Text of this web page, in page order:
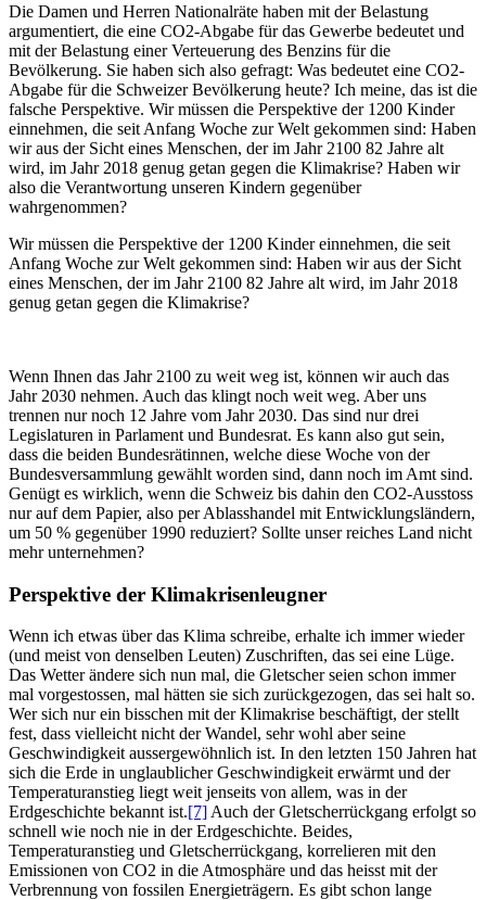
Die Damen und Herren Nationalräte haben mit der Belastung
argumentiert, die eine CO2-Abgabe für das Gewerbe bedeutet und
mit der Belastung einer Verteuerung des Benzins für die
Bevölkerung. Sie haben sich also gefragt: Was bedeutet eine CO2-
Abgabe für die Schweizer Bevölkerung heute? Ich meine, das ist die
falsche Perspektive. Wir müssen die Perspektive der 1200 Kinder
einnehmen, die seit Anfang Woche zur Welt gekommen sind: Haben
wir aus der Sicht eines Menschen, der im Jahr 2100 82 Jahre alt
wird, im Jahr 2018 genug getan gegen die Klimakrise? Haben wir
also die Verantwortung unseren Kindern gegenüber
wahrgenommen?
Wir müssen die Perspektive der 1200 Kinder einnehmen, die seit
Anfang Woche zur Welt gekommen sind: Haben wir aus der Sicht
eines Menschen, der im Jahr 2100 82 Jahre alt wird, im Jahr 2018
genug getan gegen die Klimakrise?
Wenn Ihnen das Jahr 2100 zu weit weg ist, können wir auch das
Jahr 2030 nehmen. Auch das klingt noch weit weg. Aber uns
trennen nur noch 12 Jahre vom Jahr 2030. Das sind nur drei
Legislaturen in Parlament und Bundesrat. Es kann also gut sein,
dass die beiden Bundesrätinnen, welche diese Woche von der
Bundesversammlung gewählt worden sind, dann noch im Amt sind.
Genügt es wirklich, wenn die Schweiz bis dahin den CO2-Ausstoss
nur auf dem Papier, also per Ablasshandel mit Entwicklungsländern,
um 50 % gegenüber 1990 reduziert? Sollte unser reiches Land nicht
mehr unternehmen?
Perspektive der Klimakrisenleugner
Wenn ich etwas über das Klima schreibe, erhalte ich immer wieder
(und meist von denselben Leuten) Zuschriften, das sei eine Lüge.
Das Wetter ändere sich nun mal, die Gletscher seien schon immer
mal vorgestossen, mal hätten sie sich zurückgezogen, das sei halt so.
Wer sich nur ein bisschen mit der Klimakrise beschäftigt, der stellt
fest, dass vielleicht nicht der Wandel, sehr wohl aber seine
Geschwindigkeit aussergewöhnlich ist. In den letzten 150 Jahren hat
sich die Erde in unglaublicher Geschwindigkeit erwärmt und der
Temperaturanstieg liegt weit jenseits von allem, was in der
Erdgeschichte bekannt ist.[7] Auch der Gletscherrückgang erfolgt so
schnell wie noch nie in der Erdgeschichte. Beides,
Temperaturanstieg und Gletscherrückgang, korrelieren mit den
Emissionen von CO2 in die Atmosphäre und das heisst mit der
Verbrennung von fossilen Energieträgern. Es gibt schon lange